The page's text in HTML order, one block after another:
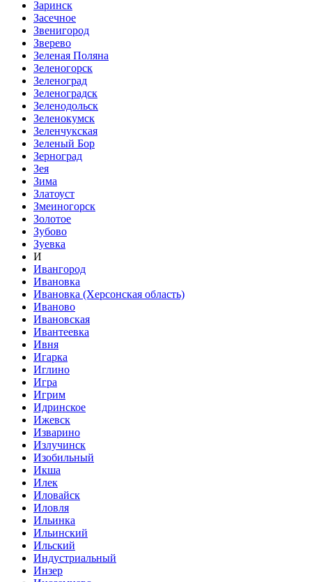
Заринск
Засечное
Звенигород
Зверево
Зеленая Поляна
Зеленогорск
Зеленоград
Зеленоградск
Зеленодольск
Зеленокумск
Зеленчукская
Зеленый Бор
Зерноград
Зея
Зима
Златоуст
Змеиногорск
Золотое
Зубово
Зуевка
И
Ивангород
Ивановка
Ивановка (Херсонская область)
Иваново
Ивановская
Ивантеевка
Ивня
Игарка
Иглино
Игра
Игрим
Идринское
Ижевск
Изварино
Излучинск
Изобильный
Икша
Илек
Иловайск
Иловля
Ильинка
Ильинский
Ильский
Индустриальный
Инзер